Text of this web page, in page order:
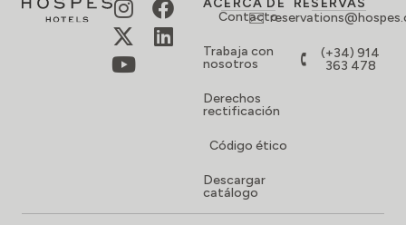
ACERCA DE
Contacto
Trabaja con
nosotros
Derechos
rectificación
Código ético
Descargar
catálogo
RESERVAS
(+34) 914
363 478